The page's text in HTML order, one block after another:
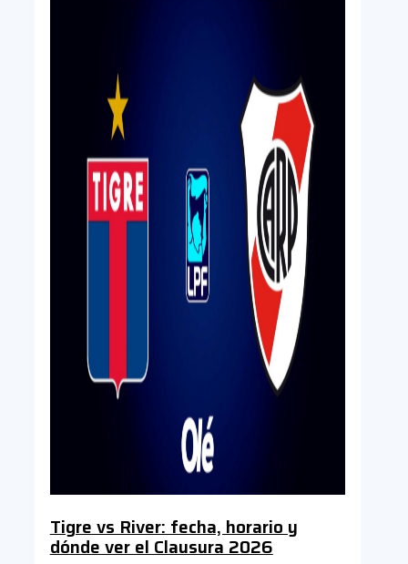
Tigre vs River: fecha, horario y
dónde ver el Clausura 2026